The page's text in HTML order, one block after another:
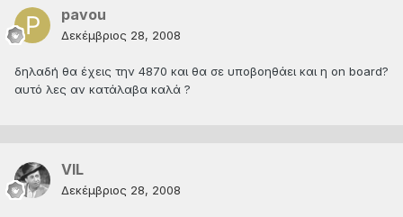
pavou
Δεκέμβριος 28, 2008
δηλαδή θα έχεις την 4870 και θα σε υποβοηθάει και η on board?
αυτό λες αν κατάλαβα καλά ?
VIL
Δεκέμβριος 28, 2008